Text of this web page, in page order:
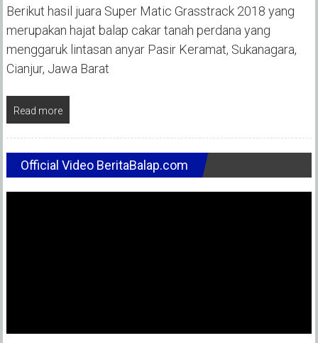
Berikut hasil juara Super Matic Grasstrack 2018 yang
merupakan hajat balap cakar tanah perdana yang
menggaruk lintasan anyar Pasir Keramat, Sukanagara,
Cianjur, Jawa Barat
Read more
Official Video BeritaBalap.com